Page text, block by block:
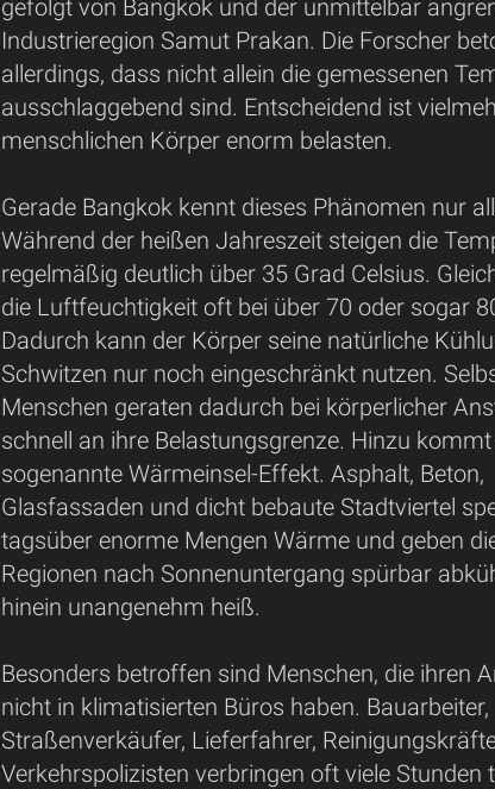
gefolgt von Bangkok und der unmittelbar
Industrieregion Samut Prakan. Die Forscher
allerdings, dass nicht allein die gemessenen
ausschlaggebend sind. Entscheidend ist
menschlichen Körper enorm belasten.
Gerade Bangkok kennt dieses Phänomen nur
Während der heißen Jahreszeit steigen die
regelmäßig deutlich über 35 Grad Celsius.
die Luftfeuchtigkeit oft bei über 70 oder sogar
Dadurch kann der Körper seine natürliche
Schwitzen nur noch eingeschränkt nutzen.
Menschen geraten dadurch bei körperlicher
schnell an ihre Belastungsgrenze. Hinzu
sogenannte Wärmeinsel-Effekt. Asphalt, Beton,
Glasfassaden und dicht bebaute Stadtviertel
tagsüber enorme Mengen Wärme und geben
Regionen nach Sonnenuntergang spürbar
hinein unangenehm heiß.
Besonders betroffen sind Menschen, die ihren
nicht in klimatisierten Büros haben. Bauarbeiter,
Straßenverkäufer, Lieferfahrer,
Verkehrspolizisten verbringen oft viele Stunden